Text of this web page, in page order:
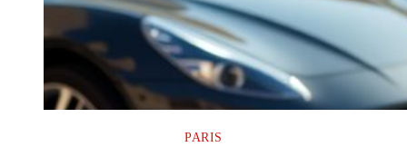
PARIS